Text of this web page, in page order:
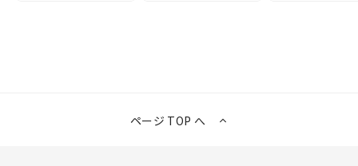
ページ TOP へ